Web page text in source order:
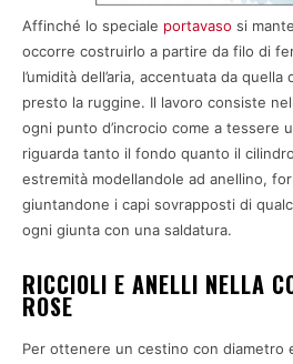
Affinché lo speciale portavaso si
occorre costruirlo a partire da filo di
l’umidità dell’aria, accentuata da
presto la ruggine. Il lavoro consiste
ogni punto d’incrocio come a tessere
riguarda tanto il fondo quanto il
estremità modellandole ad anellino,
giuntandone i capi sovrapposti di
ogni giunta con una saldatura.
RICCIOLI E ANELLI NELLA
ROSE
Per ottenere un cestino con diametro